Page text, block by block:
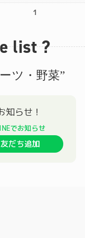
15件 1
list ?
ツ・野菜”
友だち追加